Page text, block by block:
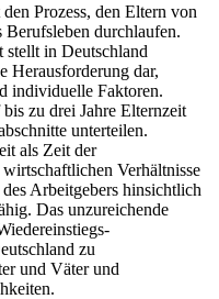
Prozess, den Eltern von
durchlaufen.
stellt in Deutschland
Herausforderung dar,
individuelle Faktoren.
zu drei Jahre Elternzeit
unterteilen.
als Zeit der
Verhältnisse
Arbeitgebers hinsichtlich
Das unzureichende
zu
und Väter und